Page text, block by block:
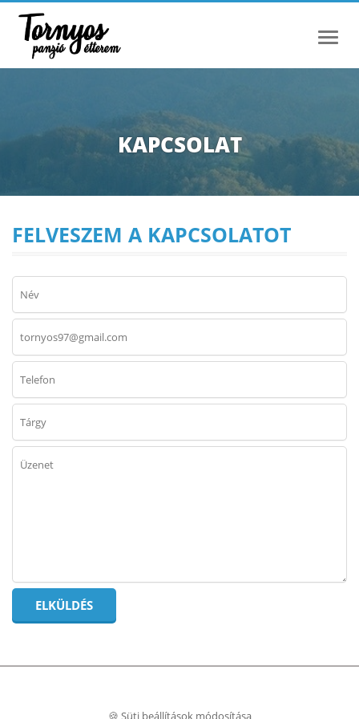
Menu
KAPCSOLAT
FELVESZEM A KAPCSOLATOT
🍪 Süti beállítások módosítása